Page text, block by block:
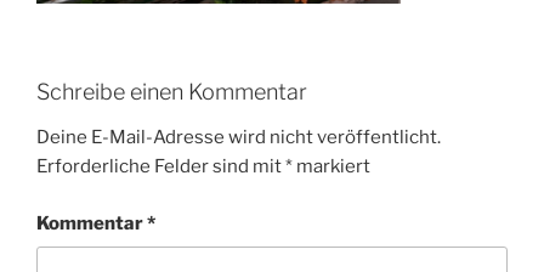
Schreibe einen Kommentar
Deine E-Mail-Adresse wird nicht veröffentlicht.
Erforderliche Felder sind mit* markiert
Kommentar*